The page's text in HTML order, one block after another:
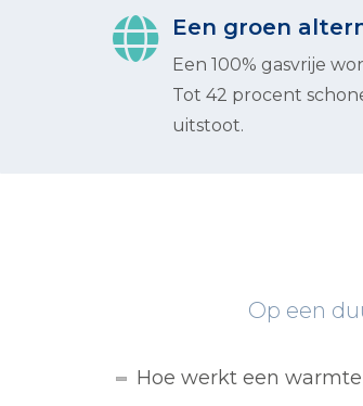
Een groen
Een 100% gasvrije
Tot 42 procent
uitstoot.
Op een
Hoe werkt een